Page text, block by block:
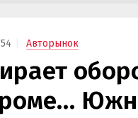
Авторынок